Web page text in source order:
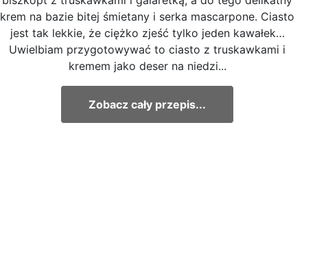
krem na bazie bitej śmietany i serka mascarpone. Ciasto
jest tak lekkie, że ciężko zjeść tylko jeden kawałek…
Uwielbiam przygotowywać to ciasto z truskawkami i
kremem jako deser na niedzi...
Zobacz cały przepis...